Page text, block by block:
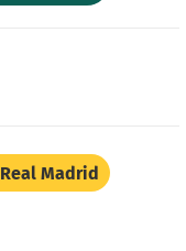
Real Madrid